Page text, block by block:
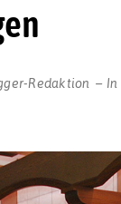
Redaktion In